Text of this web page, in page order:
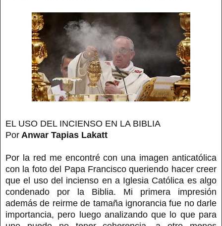
EL USO DEL INCIENSO EN LA BIBLIA
Por Anwar Tapias Lakatt
Por la red me encontré con una imagen anticatólica
con la foto del Papa Francisco queriendo hacer creer
que el uso del incienso en a Iglesia Católica es algo
condenado por la Biblia. Mi primera impresión
además de reirme de tamaña ignorancia fue no darle
importancia, pero luego analizando que lo que para